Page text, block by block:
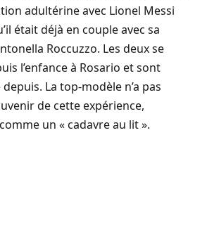
adultérine avec Lionel Messi
était déjà en couple avec sa
Roccuzzo. Les deux se
l’enfance à Rosario et sont
La top-modèle n’a pas
de cette expérience,
un « cadavre au lit ».